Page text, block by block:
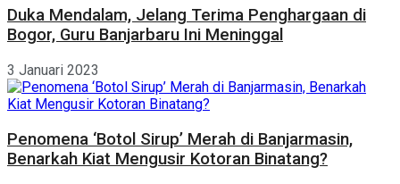
Duka Mendalam, Jelang Terima Penghargaan di
Bogor, Guru Banjarbaru Ini Meninggal
3 Januari 2023
Penomena ‘Botol Sirup’ Merah di Banjarmasin,
Benarkah Kiat Mengusir Kotoran Binatang?